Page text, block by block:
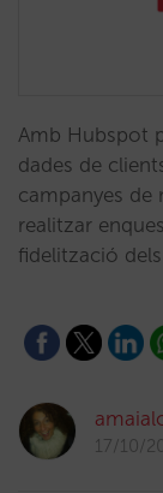
Amb Hubspot
dades de
campanyes
realitzar
fidelització
17/10/